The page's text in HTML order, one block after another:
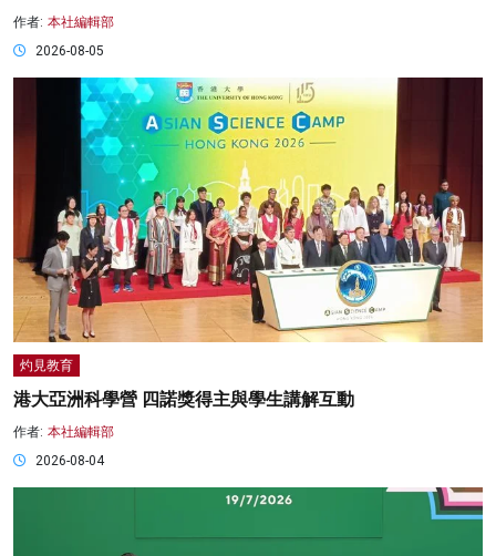
作者: 本社編輯部
2026-08-05
灼見教育
港大亞洲科學營 四諾獎得主與學生講解互動
作者: 本社編輯部
2026-08-04